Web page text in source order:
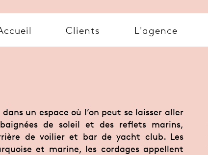
Clients L'agence
un espace où l’on peut se laisser aller
de soleil et des reflets marins,
de voilier et bar de yacht club. Les
et marine, les cordages appellent